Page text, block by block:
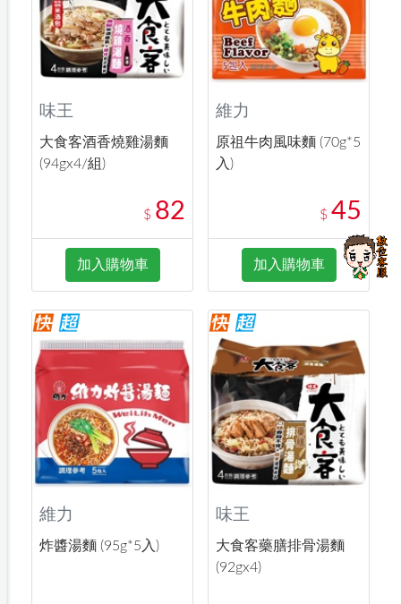
味王
大食客酒香燒雞湯麵
(94gx4/組)
$ 82
加入購物車
維力
原祖牛肉風味麵 (70g*5
入)
$ 45
加入購物車
維力
炸醬湯麵 (95g*5入)
味王
大食客藥膳排骨湯麵
(92gx4)